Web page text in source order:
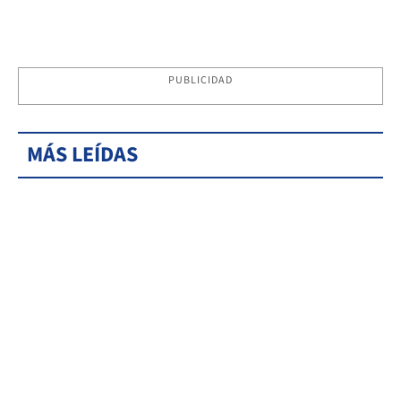
PUBLICIDAD
MÁS LEÍDAS